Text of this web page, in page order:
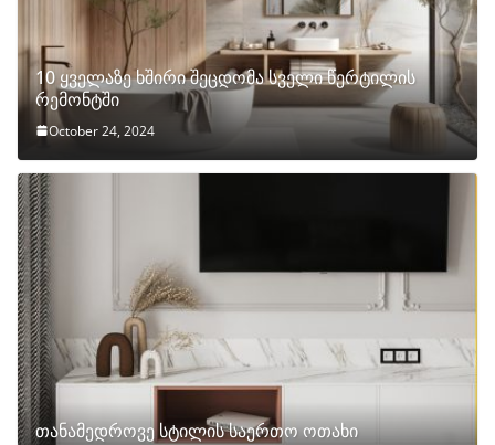
10 ყველაზე ხშირი შეცდომა სველი წერტილის
რემონტში
October 24, 2024
თანამედროვე სტილის საერთო ოთახი